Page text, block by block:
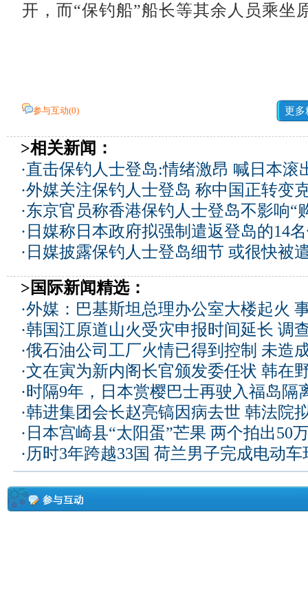
开，而“保钓船”船长等其余人员乘坐
参与互动(0) 更多
>相关新闻：
·直击保钓人士登岛:情绪激昂 喊日本滚
·外媒关注保钓人士登岛 称中国正转变
·东京官员称香港保钓人士登岛不影响“
· 日媒称日本政府拟强制遣返登岛的14
· 日媒披露保钓人士登岛细节 或很快被
>国际新闻精选：
·外媒：巴基斯坦总理办公室大楼起火
·韩国江原道山火受灾申报时间延长 调
·俄石油公司工厂火情已得到控制 未造
·文在寅为新内阁长官颁发委任状 韩在
·时隔9年，日本赏樱巴士再驶入福岛隔
·韩进集团会长赵亮镐因病去世 韩法院
· 日本宫崎县“太阳蛋”芒果 两个拍出50
·历时3年跨越33国 荷兰男子完成电动车